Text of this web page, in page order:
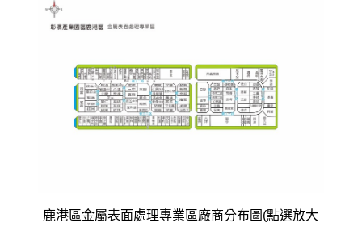
鹿港區金屬表面處理專業區廠商分布圖(點選放大